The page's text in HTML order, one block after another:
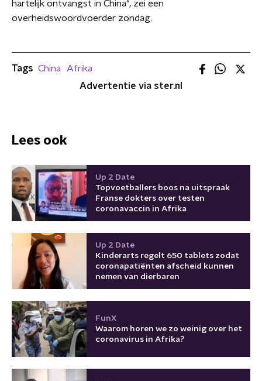
hartelijk ontvangst in China", zei een
overheidswoordvoerder zondag.
Tags China
Afrika
Advertentie via ster.nl
Lees ook
Up 2 Date
Topvoetballers boos na uitspraak
Franse dokters over testen
coronavaccin in Afrika
Up 2 Date
Kinderarts regelt 650 tablets zodat
coronapatiënten afscheid kunnen
nemen van dierbaren
FunX
Waarom horen we zo weinig over het
coronavirus in Afrika?